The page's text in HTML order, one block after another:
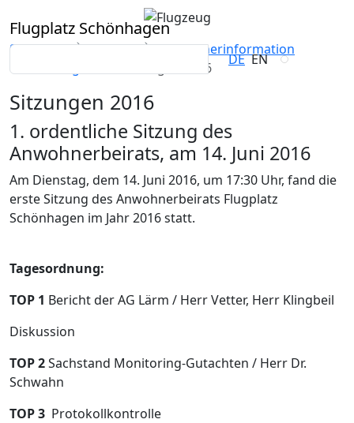
Flugplatz Schönhagen
DE EN
Startseite Service
Anwohnerinformation
Sitzungen 2016
Sitzungen 2016
1. ordentliche Sitzung des
Anwohnerbeirats, am 14. Juni 2016
Am Dienstag, dem 14. Juni 2016, um 17:30 Uhr, fand die
erste Sitzung des Anwohnerbeirats Flugplatz
Schönhagen im Jahr 2016 statt.
Tagesordnung:
TOP 1 Bericht der AG Lärm / Herr Vetter, Herr Klingbeil
Diskussion
TOP 2Sachstand Monitoring-Gutachten / Herr Dr.
Schwahn
TOP 3 Protokollkontrolle